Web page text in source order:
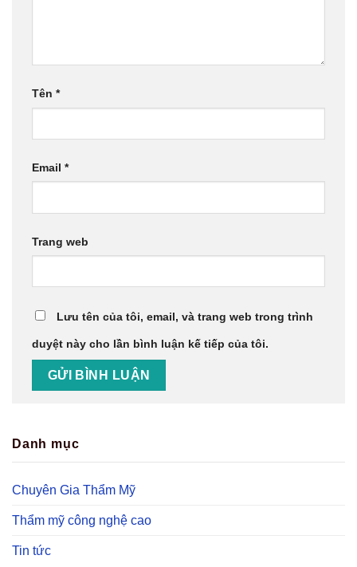
Tên *
Email *
Trang web
Lưu tên của tôi, email, và trang web trong trình
duyệt này cho lần bình luận kế tiếp của tôi.
Danh mục
Chuyên Gia Thẩm Mỹ
Thẩm mỹ công nghệ cao
Tin tức